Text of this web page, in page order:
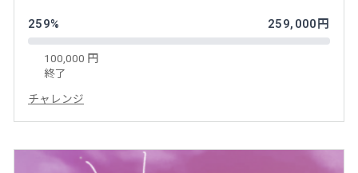
259% 259,000円
100,000 円
終了
チャレンジ